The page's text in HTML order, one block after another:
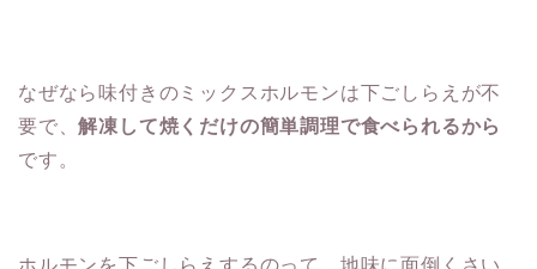
なぜなら味付きのミックスホルモンは下ごしらえが不
要で、解凍して焼くだけの簡単調理で食べられるから
です。